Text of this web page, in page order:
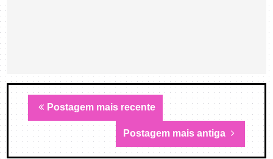
Postagem mais recente
Postagem mais antiga